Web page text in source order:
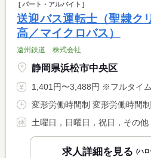
パート・アルバイト
送迎バス運転士（聖隷ク
高／マイクロバス）
遠州鉄道 株式会社
静岡県浜松市中央区
1,401円〜3,488円 ※フルタイム求人の場合は月額（換算額）
土曜日，日曜日，祝日，その他
求人詳細を見る (ハロ